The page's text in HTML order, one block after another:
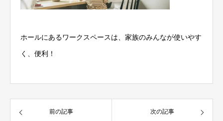
ホールにあるワークスペースは、家族のみんなが使いやす
く、便利！
前の記事 次の記事